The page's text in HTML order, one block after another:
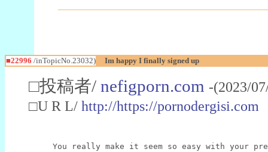
■22996 /inTopicNo.23032) Im happy I finally signed up
□投稿者/ nefigporn.com -(2023/
□U R L/ http://https://pornodergisi.com
You really make it seem so easy with your